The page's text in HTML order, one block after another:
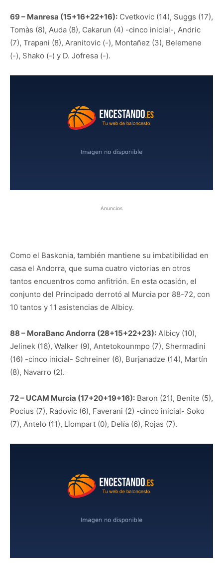
69 – Manresa (15+16+22+16): Cvetkovic (14), Suggs (17),
Tomàs (8), Auda (8), Cakarun (4) -cinco inicial-, Andric
(7), Trapani (8), Aranitovic (-), Montañez (3), Belemene
(-), Shako (-) y D. Jofresa (-).
Anuncios
Como el Baskonia, también mantiene su imbatibilidad en
casa el Andorra, que suma cuatro victorias en otros
tantos encuentros como anfitrión. En esta ocasión, el
conjunto del Principado derrotó al Murcia por 88-72, con
10 tantos y 11 asistencias de Albicy.
88 – MoraBanc Andorra (28+15+22+23): Albicy (10),
Jelinek (16), Walker (9), Antetokounmpo (7), Shermadini
(16) -cinco inicial- Schreiner (6), Burjanadze (14), Martín
(8), Navarro (2).
72 – UCAM Murcia (17+20+19+16): Baron (21), Benite (5),
Pocius (7), Radovic (6), Faverani (2) -cinco inicial- Soko
(7), Antelo (11), Llompart (0), Delía (6), Rojas (7).